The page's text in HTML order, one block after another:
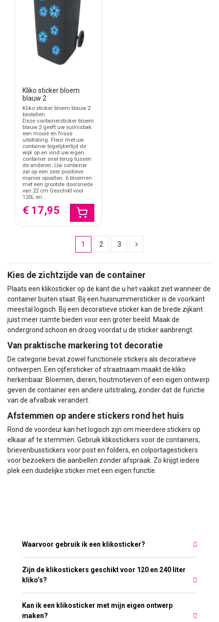
Kliko sticker bloem
blauw 2
Kliko sticker bloem blauw 2
bestellen
Deze containersticker bloem
blauw 2 geeft uw vuilnisbak
een mooie en frisse
uitstraling. Fleur met uw
container tegelijkertijd de
wijk op en vind uw eigen
container snel terug tussen
de anderen. Uw container
zal op een zeer positieve
manier opvallen. 6 bloemen
met een grootste doorsnede
van 22 cm Geschikt voor
120L en...
€ 17,95
1 2 3
Kies de zichtzijde van de container
Plaats een klikosticker op de kant die u het vaakst ziet wanneer de
container buiten staat. Bij een huisnummersticker is de voorkant
meestal logisch. Bij een decoratieve sticker kan de brede zijkant
juist meer ruimte bieden voor een groter beeld. Maak de
ondergrond schoon en droog voordat u de sticker aanbrengt.
Van praktische markering tot decoratie
De categorie bevat zowel functionele stickers als decoratieve
ontwerpen. Een cijfersticker of straatnaam maakt de kliko
herkenbaar. Bloemen, dieren, houtmotieven of een eigen ontwerp
geven de container een andere uitstraling, zonder dat de functie
van de afvalbak verandert.
Afstemmen op andere stickers rond het huis
Rond de voordeur kan het logisch zijn om meerdere stickers op
elkaar af te stemmen. Gebruik klikostickers voor de containers,
brievenbusstickers voor post en folders, en colportagestickers
voor bezoekers die aanbellen zonder afspraak. Zo krijgt iedere
plek een duidelijke sticker met een eigen functie.
Waarvoor gebruik ik een klikosticker?
Zijn de klikostickers geschikt voor 120 en 240 liter
kliko’s?
Kan ik een klikosticker met mijn eigen ontwerp
maken?